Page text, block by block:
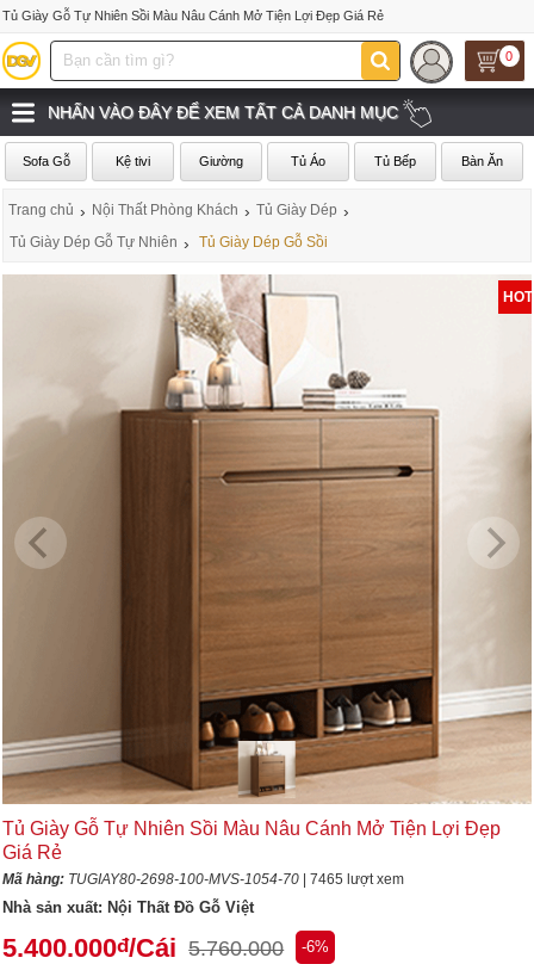
Tủ Giày Gỗ Tự Nhiên Sồi Màu Nâu Cánh Mở Tiện Lợi Đẹp Giá Rẻ
0
NHẤN VÀO ĐÂY ĐỂ XEM TẤT CẢ DANH MỤC
Sofa Gỗ Kệ tivi Giường Tủ Áo Tủ Bếp Bàn Ăn
Trang chủ › Nội Thất Phòng Khách › Tủ Giày Dép ›
Tủ Giày Dép Gỗ Tự Nhiên › Tủ Giày Dép Gỗ Sồi
HOT
Tủ Giày Gỗ Tự Nhiên Sồi Màu Nâu Cánh Mở Tiện Lợi Đẹp
Giá Rẻ
Mã hàng: TUGIAY80-2698-100-MVS-1054-70 | 7465 lượt xem
Nhà sản xuất: Nội Thất Đồ Gỗ Việt
5.400.000đ/Cái 5.760.000 -6%